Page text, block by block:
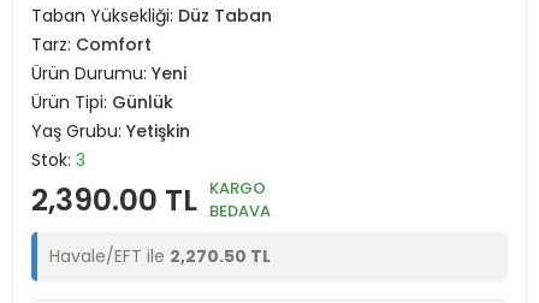
Taban Yüksekliği: Düz Taban
Tarz: Comfort
Ürün Durumu: Yeni
Ürün Tipi: Günlük
Yaş Grubu: Yetişkin
Stok: 3
2,390.00 TL KARGO
BEDAVA
Havale/EFT ile 2,270.50 TL